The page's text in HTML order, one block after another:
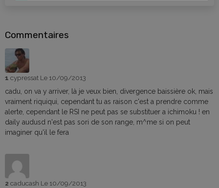
Commentaires
1 cypressat Le 10/09/2013
cadu, on va y arriver, là je veux bien, divergence baissière ok, mais
vraiment riquiqui, cependant tu as raison c'est a prendre comme
alerte, cependant le RSI ne peut pas se substituer a ichimoku ! en
daily audusd n'est pas sori de son range, m^me si on peut
imaginer qu'il le fera
2 caducash Le 10/09/2013